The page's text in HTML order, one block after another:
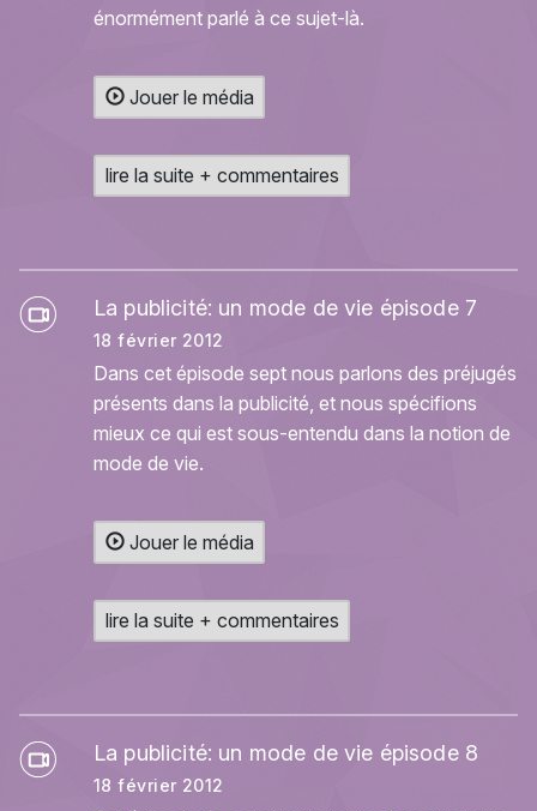
énormément parlé à ce sujet-là.
Jouer le média
lire la suite + commentaires
La publicité: un mode de vie épisode 7
18 février 2012
Dans cet épisode sept nous parlons des préjugés
présents dans la publicité, et nous spécifions
mieux ce qui est sous-entendu dans la notion de
mode de vie.
Jouer le média
lire la suite + commentaires
La publicité: un mode de vie épisode 8
18 février 2012